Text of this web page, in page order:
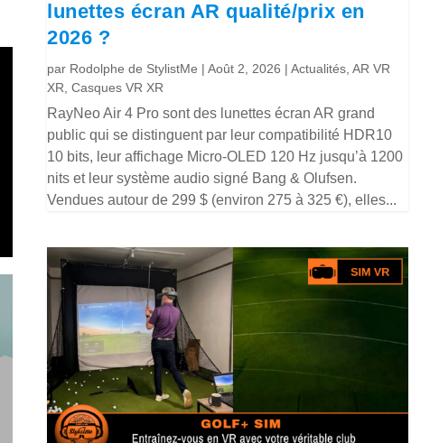
lunettes écran AR qualité/prix en
2026 ?
par Rodolphe de StylistMe |Août 2, 2026 |Actualités ,AR VR
XR ,Casques VR XR
RayNeo Air 4 Pro sont des lunettes écran AR grand
public qui se distinguent par leur compatibilité HDR10
10 bits, leur affichage Micro-OLED 120 Hz jusqu’à 1200
nits et leur système audio signé Bang & Olufsen.
Vendues autour de 299 $ (environ 275 à 325 €), elles...